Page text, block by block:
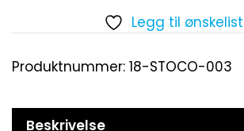
Legg til
Produktnummer: 18-STOCO-003
Beskrivelse